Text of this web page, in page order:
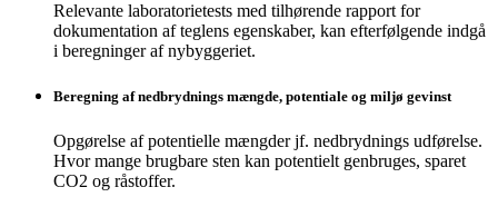
Relevante laboratorietests med tilhørende rapport for
dokumentation af teglens egenskaber, kan efterfølgende indgå
i beregninger af nybyggeriet.
Beregning af nedbrydnings mængde, potentiale og miljø gevinst
Opgørelse af potentielle mængder jf. nedbrydnings udførelse.
Hvor mange brugbare sten kan potentielt genbruges, sparet
CO2 og råstoffer.